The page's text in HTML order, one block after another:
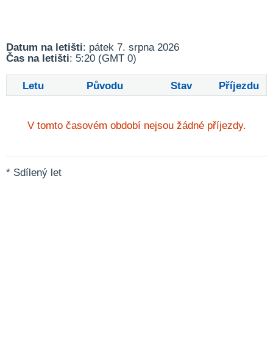
Datum na letišti: pátek 7. srpna 2026
Čas na letišti: 5:20 (GMT 0)
Letu Původu Stav Příjezdu
V tomto časovém období nejsou žádné příjezdy.
* Sdílený let